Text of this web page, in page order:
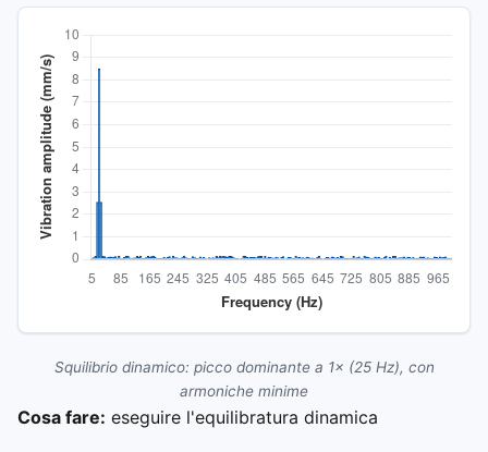
Squilibrio dinamico: picco dominante a 1× (25 Hz), con
armoniche minime
Cosa fare: eseguire l'equilibratura dinamica